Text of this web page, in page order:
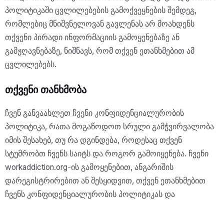
პოლიტიკაში ცვლილებების გამოქვეყნების შემდეგ,
რომლებიც მნიშვნელოვან გავლენას არ მოახდენს
თქვენი პირადი ინფორმაციის გამოყენებაზე ან
გამჟღავნებაზე, ნიშნავს, რომ თქვენ ეთანხმებით ამ
ცვლილებებს.
თქვენი თანხმობა
ჩვენ განვაახლეთ ჩვენი კონფიდენციალურობის
პოლიტიკა, რათა მოგაწოდოთ სრული გამჭვირვალობა
იმის შესახებ, თუ რა დგინდება, როდესაც თქვენ
სტუმრობთ ჩვენს საიტს და როგორ გამოიყენება. ჩვენი
workaddiction.org-ის გამოყენებით, ანგარიშის
დარეგისტრირებით ან შესყიდვით, თქვენ ეთანხმებით
ჩვენს კონფიდენციალურობის პოლიტიკას და